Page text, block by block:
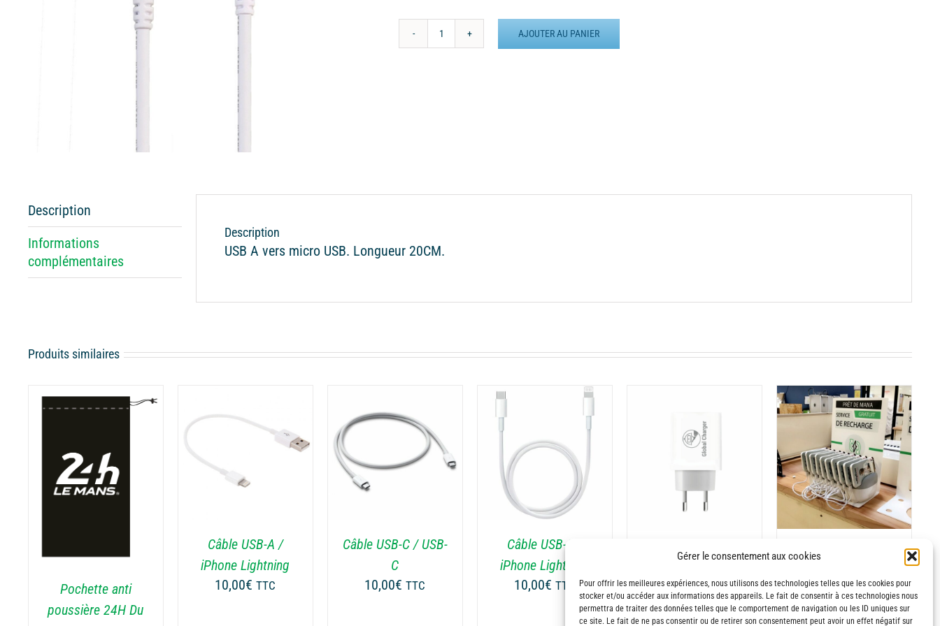
Gérer le consentement aux cookies
Pour offrir les meilleures expériences, nous utilisons des technologies telles que les cookies pour
stocker et/ou accéder aux informations des appareils. Le fait de consentir à ces technologies nous
permettra de traiter des données telles que le comportement de navigation ou les ID uniques sur
ce site. Le fait de ne pas consentir ou de retirer son consentement peut avoir un effet négatif sur
quantité
AJOUTER AU PANIER
Description
Informations
complémentaires
Description
USB A vers micro USB. Longueur 20CM.
Produits similaires
Pochette anti
poussière 24H Du
/
DÉTAILS
Câble USB-A /
iPhone Lightning
10,00€ TTC
AJOUTER AU PANIER
Câble USB-C / USB-
C
10,00€ TTC
AJOUTER AU PANIER
/
DÉTAILS
Câble USB-C /
iPhone Lightning
10,00€ TTC
AJOUTER AU PANIER
DÉTAILS
Prise murale 20W
10,00
AJOUTER AU PANIER
/
DÉTAILS
Station à MANA